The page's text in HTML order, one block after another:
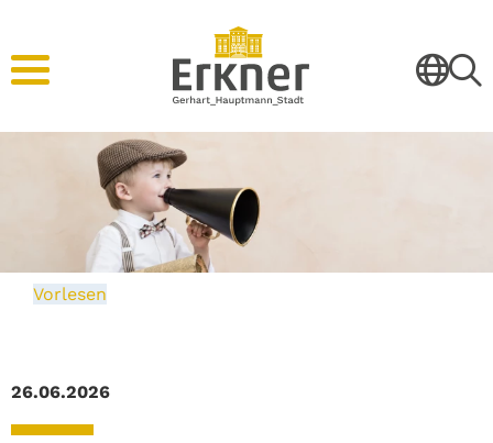
Vorlesen
26.06.2026